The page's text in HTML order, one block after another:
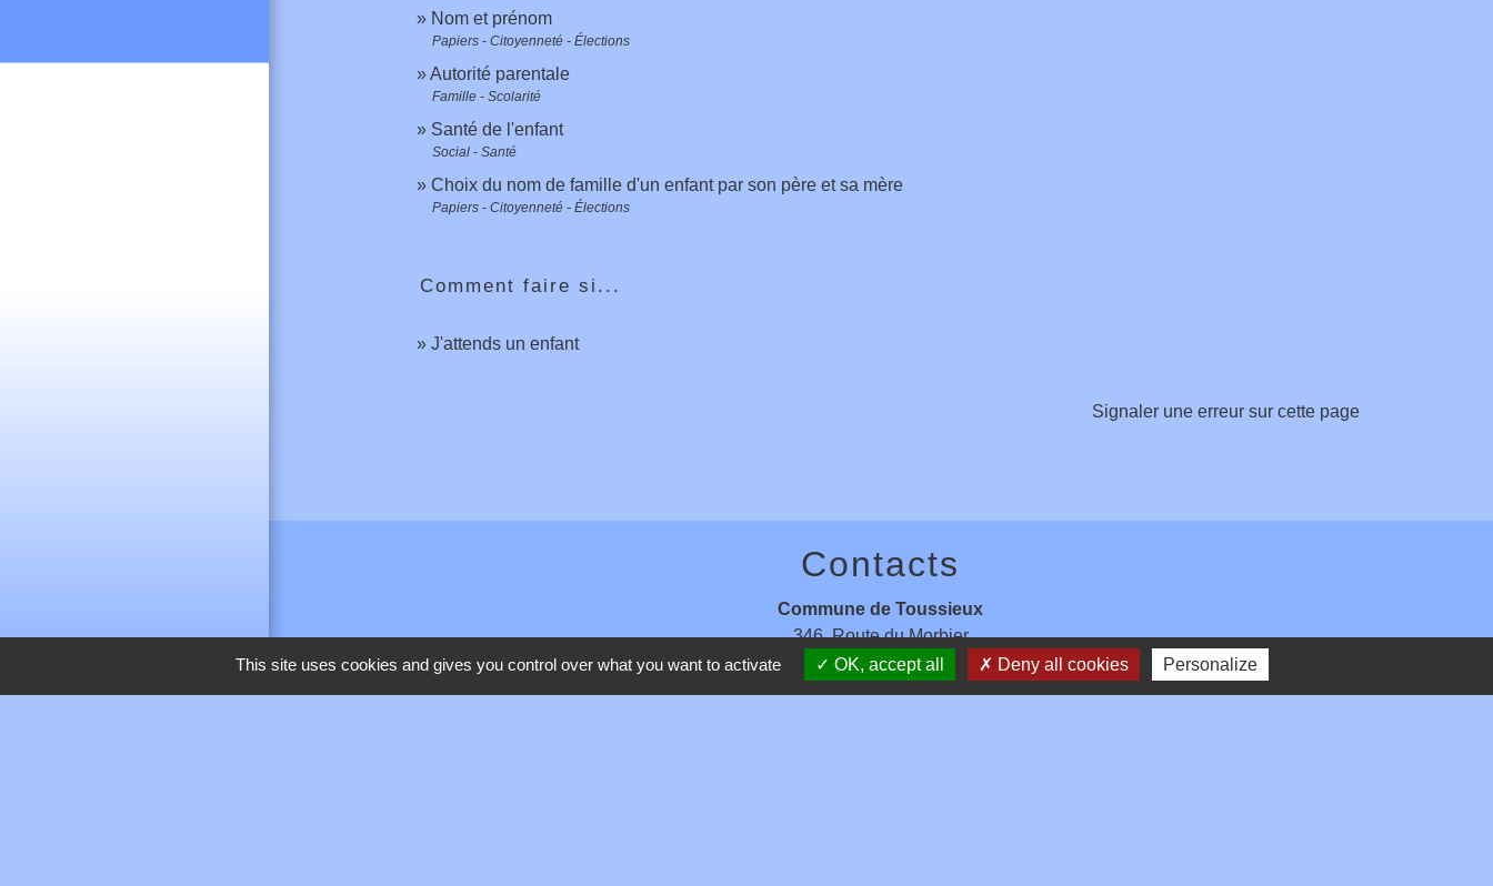
Nom et prénom
Papiers - Citoyenneté - Élections
Autorité parentale
Famille - Scolarité
Santé de l'enfant
Social - Santé
Choix du nom de famille d'un enfant par son père et sa mère
Papiers - Citoyenneté - Élections
Comment faire si...
J'attends un enfant
Signaler une erreur sur cette page
Contacts
Commune de Toussieux
346, Route du Morbier
01600 Toussieux - FRANCE
This site uses cookies and gives you control over what you want to activate OK, accept all Deny all cookies Personalize